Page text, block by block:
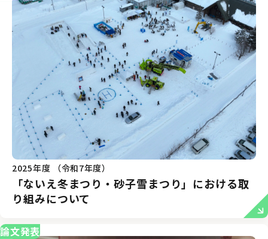
2025年度 （令和7年度）
「ないえ冬まつり・砂子雪まつり」における取
り組みについて
論文発表